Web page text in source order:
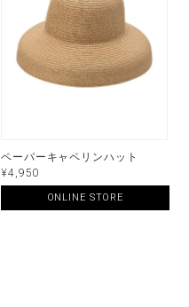
ペーパーキャペリンハット
¥4,950
ONLINE STORE